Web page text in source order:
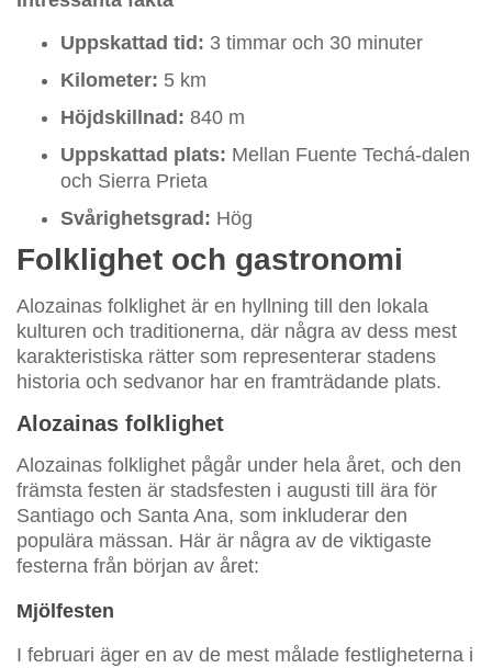
Uppskattad tid: 3 timmar och 30 minuter
Kilometer: 5 km
Höjdskillnad: 840 m
Uppskattad plats: Mellan Fuente Techá-dalen
och Sierra Prieta
Svårighetsgrad: Hög
Folklighet och gastronomi
Alozainas folklighet är en hyllning till den lokala
kulturen och traditionerna, där några av dess mest
karakteristiska rätter som representerar stadens
historia och sedvanor har en framträdande plats.
Alozainas folklighet
Alozainas folklighet pågår under hela året, och den
främsta festen är stadsfesten i augusti till ära för
Santiago och Santa Ana, som inkluderar den
populära mässan. Här är några av de viktigaste
festerna från början av året:
Mjölfesten
I februari äger en av de mest målade festligheterna i